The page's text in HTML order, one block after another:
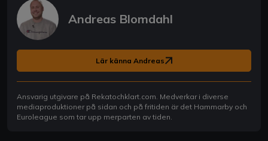
Andreas Blomdahl
Lär känna Andreas
Ansvarig utgivare på Rekatochklart.com. Medverkar i diverse
mediaproduktioner på sidan och på fritiden är det Hammarby och
Euroleague som tar upp merparten av tiden.